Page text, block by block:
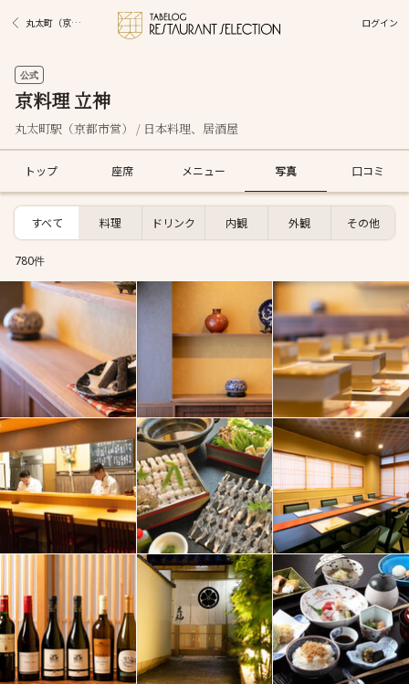
丸太町（京都市営）駅グルメ ログイン
公式
京料理 立神
丸太町駅（京都市営） / 日本料理、居酒屋
トップ 座席 メニュー 写真 口コミ
すべて 料理 ドリンク 内観 外観 その他
780件